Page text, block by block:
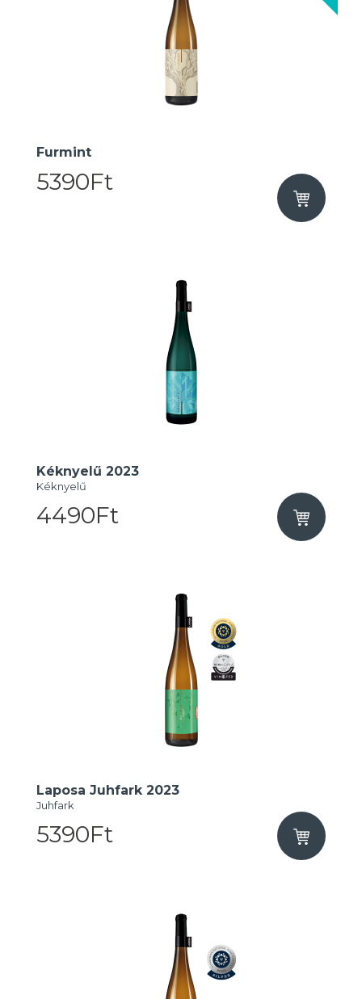
Furmint
5390Ft
Kéknyelű 2023
Kéknyelű
4490Ft
Laposa Juhfark 2023
Juhfark
5390Ft